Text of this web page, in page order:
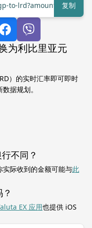
to-lrd?amount=1复制
为利比里亚元
）的实时汇率即可即时
据规划。
不同？
际收到的金额可能与此
EX 应用也提供 iOS